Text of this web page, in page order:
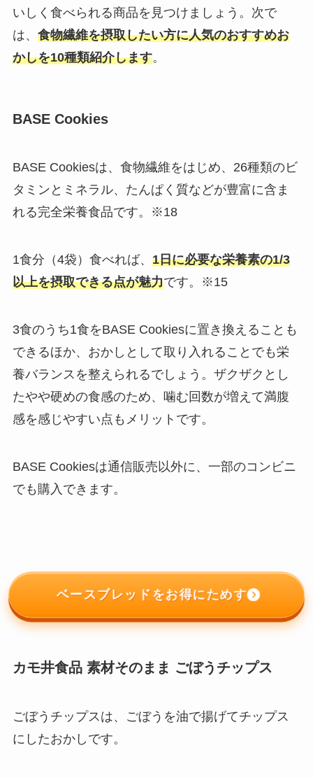
いしく食べられる商品を見つけましょう。次で
は、 食物繊維を摂取したい方に人気のおすすめお
かしを10種類紹介します。
BASE Cookies
BASE Cookiesは、食物繊維をはじめ、26種類のビ
タミンとミネラル、たんぱく質などが豊富に含ま
れる完全栄養食品です。※18
1食分（4袋）食べれば、 1日に必要な栄養素の1/3
以上を摂取できる点が魅力です。※15
3食のうち1食をBASE Cookiesに置き換えることも
できるほか、おかしとして取り入れることでも栄
養バランスを整えられるでしょう。ザクザクとし
たやや硬めの食感のため、噛む回数が増えて満腹
感を感じやすい点もメリットです。
BASE Cookiesは通信販売以外に、一部のコンビニ
でも購入できます。
ベースブレッドをお得にためす
カモ井食品 素材そのまま ごぼうチップス
ごぼうチップスは、ごぼうを油で揚げてチップス
にしたおかしです。